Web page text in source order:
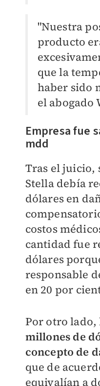
"Nuestra
producto
que la
haber sido
el abogado
Empresa fue
mdd
Tras el juicio,
Stella debía
dólares en
costos
cantidad fue
dólares
responsable
en 20 por
Por otro
millones de
concepto de
que de
equivalían a